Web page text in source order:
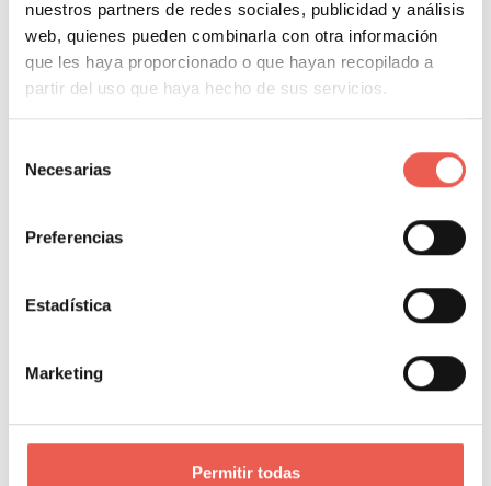
nuestros partners de redes sociales, publicidad y análisis
web, quienes pueden combinarla con otra información
que les haya proporcionado o que hayan recopilado a
partir del uso que haya hecho de sus servicios.
Necesarias
Preferencias
Estadística
Marketing
Permitir todas
para pymes, startups y agencias. Ingeniero
informático y fundador de Datapeek. Formador
en escuelas de negocios y universidades como
INESDI, OBS, EAE y Tecnocampus.